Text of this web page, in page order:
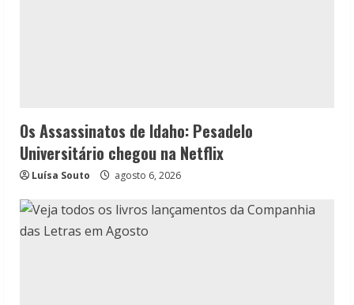
Os Assassinatos de Idaho: Pesadelo
Universitário chegou na Netflix
Luísa Souto agosto 6, 2026